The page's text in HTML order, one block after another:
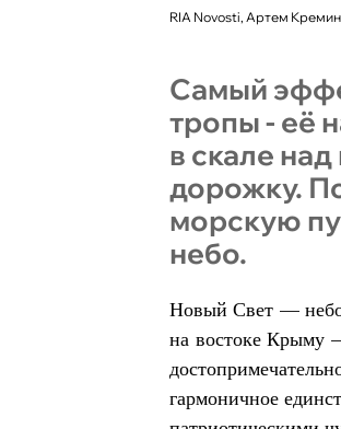
RIA Novosti, Артем
Самый
тропы - её
в скале
дорожку.
морскую
небо.
Новый Свет —
на востоке Крыму
гармоничное